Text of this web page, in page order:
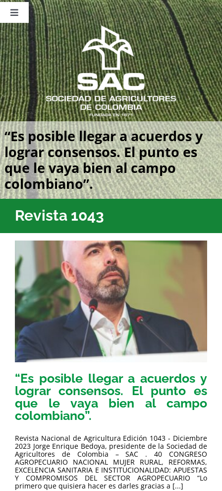
Saltar
contenido
Toggle
Navigation
Nosotros
Publicaciones
Sala de Prensa
Eventos
“Es posible llegar a acuerdos y
lograr consensos. El punto es
que le vaya bien al campo
colombiano”.
Revista 1043
“Es posible llegar a acuerdos y
lograr consensos. El punto es
que le vaya bien al campo
colombiano”.
Revista Nacional de Agricultura Edición 1043 - Diciembre
2023 Jorge Enrique Bedoya, presidente de la Sociedad de
Agricultores de Colombia – SAC . 40 CONGRESO
AGROPECUARIO NACIONAL MUJER RURAL, REFORMAS,
EXCELENCIA SANITARIA E INSTITUCIONALIDAD: APUESTAS
Y COMPROMISOS DEL SECTOR AGROPECUARIO “Lo
primero que quisiera hacer es darles gracias a [...]